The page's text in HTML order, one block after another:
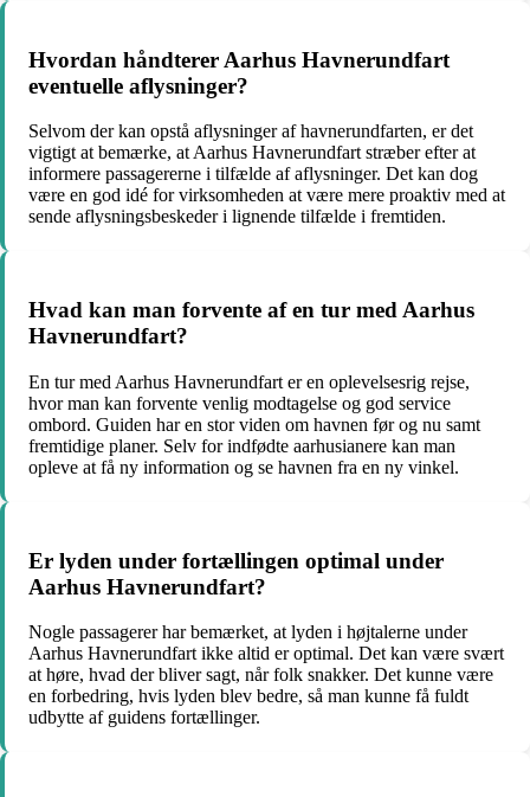
Hvordan håndterer Aarhus Havnerundfart
eventuelle aflysninger?
Selvom der kan opstå aflysninger af havnerundfarten, er det
vigtigt at bemærke, at Aarhus Havnerundfart stræber efter at
informere passagererne i tilfælde af aflysninger. Det kan dog
være en god idé for virksomheden at være mere proaktiv med at
sende aflysningsbeskeder i lignende tilfælde i fremtiden.
Hvad kan man forvente af en tur med Aarhus
Havnerundfart?
En tur med Aarhus Havnerundfart er en oplevelsesrig rejse,
hvor man kan forvente venlig modtagelse og god service
ombord. Guiden har en stor viden om havnen før og nu samt
fremtidige planer. Selv for indfødte aarhusianere kan man
opleve at få ny information og se havnen fra en ny vinkel.
Er lyden under fortællingen optimal under
Aarhus Havnerundfart?
Nogle passagerer har bemærket, at lyden i højtalerne under
Aarhus Havnerundfart ikke altid er optimal. Det kan være svært
at høre, hvad der bliver sagt, når folk snakker. Det kunne være
en forbedring, hvis lyden blev bedre, så man kunne få fuldt
udbytte af guidens fortællinger.